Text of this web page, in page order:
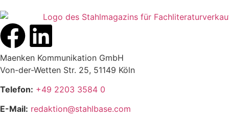
Maenken Kommunikation GmbH
Von-der-Wetten Str. 25, 51149 Köln
Telefon: +49 2203 3584 0
E-Mail: redaktion@stahlbase.com